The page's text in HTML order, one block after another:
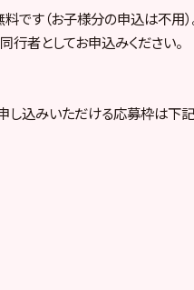
す（お子様分の申込は不用
行者としてお申込みください。
し込みいただける応募枠は下記